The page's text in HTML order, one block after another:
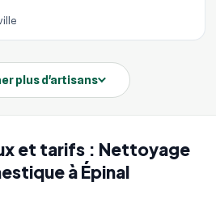
et tarifs : Nettoyage
à Épinal
plus d'artisans